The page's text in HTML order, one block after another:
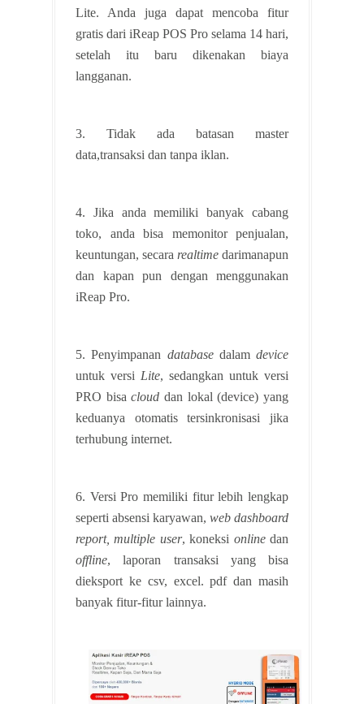
Lite. Anda juga dapat mencoba fitur
gratis dari iReap POS Pro selama 14 hari,
setelah itu baru dikenakan biaya
langganan.
3. Tidak ada batasan master
data,transaksi dan tanpa iklan.
4. Jika anda memiliki banyak cabang
toko, anda bisa memonitor penjualan,
keuntungan, secara realtime darimanapun
dan kapan pun dengan menggunakan
iReap Pro.
5. Penyimpanan databasedalam device
untuk versi Lite, sedangkan untuk versi
PRO bisacloud dan lokal (device) yang
keduanya otomatis tersinkronisasi jika
terhubung internet.
6. Versi Pro memiliki fitur lebih lengkap
seperti absensi karyawan, web dashboard
report, multiple user, koneksi onlinedan
offline, laporan transaksi yang bisa
dieksport ke csv, excel. pdf dan masih
banyak fitur-fitur lainnya.